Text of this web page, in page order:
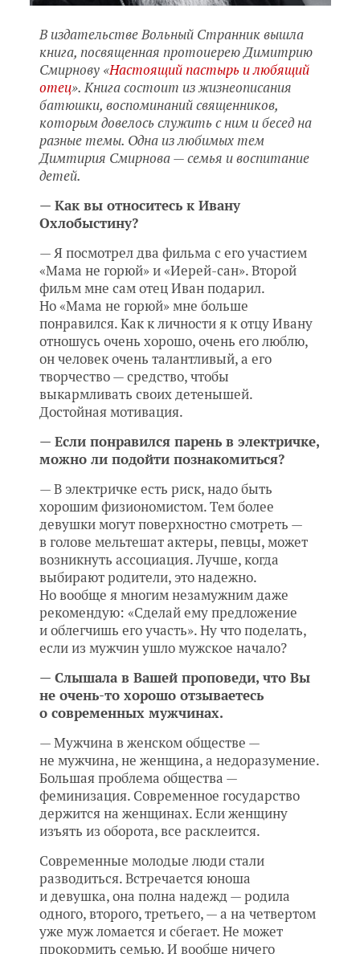
В издательстве Вольный Странник вышла
книга, посвященная протоиерею Димитрию
Смирнову «Настоящий пастырь и любящий
отец». Книга состоит из жизнеописания
батюшки, воспоминаний священников,
которым довелось служить с ним и бесед на
разные темы. Одна из любимых тем
Димтирия Смирнова — семья и воспитание
детей.
— Как вы относитесь к Ивану
Охлобыстину?
— Я посмотрел два фильма с его участием
«Мама не горюй» и «Иерей-сан». Второй
фильм мне сам отец Иван подарил.
Но «Мама не горюй» мне больше
понравился. Как к личности я к отцу Ивану
отношусь очень хорошо, очень его люблю,
он человек очень талантливый, а его
творчество — средство, чтобы
выкармливать своих детенышей.
Достойная мотивация.
— Если понравился парень в электричке,
можно ли подойти познакомиться?
— В электричке есть риск, надо быть
хорошим физиономистом. Тем более
девушки могут поверхностно смотреть —
в голове мельтешат актеры, певцы, может
возникнуть ассоциация. Лучше, когда
выбирают родители, это надежно.
Но вообще я многим незамужним даже
рекомендую: «Сделай ему предложение
и облегчишь его участь». Ну что поделать,
если из мужчин ушло мужское начало?
— Слышала в Вашей проповеди, что Вы
не очень-то хорошо отзываетесь
о современных мужчинах.
— Мужчина в женском обществе —
не мужчина, не женщина, а недоразумение.
Большая проблема общества —
феминизация. Современное государство
держится на женщинах. Если женщину
изъять из оборота, все расклеится.
Современные молодые люди стали
разводиться. Встречается юноша
и девушка, она полна надежд — родила
одного, второго, третьего, — а на четвертом
уже муж ломается и сбегает. Не может
прокормить семью. И вообще ничего